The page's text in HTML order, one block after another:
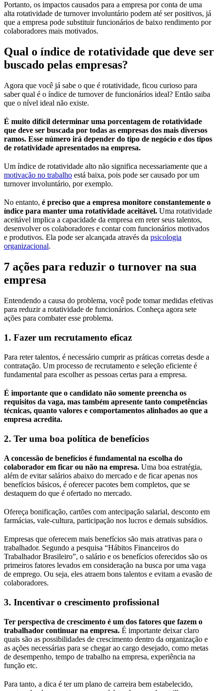
Portanto, os impactos causados para a empresa por conta de uma
alta rotatividade de turnover involuntário podem até ser positivos, já
que a empresa pode substituir funcionários de baixo rendimento por
colaboradores mais motivados.
Qual o índice de rotatividade que deve ser
buscado pelas empresas?
Agora que você já sabe o que é rotatividade, ficou curioso para
saber qual é o índice de turnover de funcionários ideal? Então saiba
que o nível ideal não existe.
É muito difícil determinar uma porcentagem de rotatividade
que deve ser buscada por todas as empresas dos mais diversos
ramos. Esse número irá depender do tipo de negócio e dos tipos
de rotatividade apresentados na empresa.
Um índice de rotatividade alto não significa necessariamente que a
motivação no trabalho está baixa, pois pode ser causado por um
turnover involuntário, por exemplo.
No entanto, é preciso que a empresa monitore constantemente o
índice para manter uma rotatividade aceitável. Uma rotatividade
aceitável implica a capacidade da empresa em reter seus talentos,
desenvolver os colaboradores e contar com funcionários motivados
e produtivos. Ela pode ser alcançada através da psicologia
organizacional.
7 ações para reduzir o turnover na sua
empresa
Entendendo a causa do problema, você pode tomar medidas efetivas
para reduzir a rotatividade de funcionários. Conheça agora sete
ações para combater esse problema.
1. Fazer um recrutamento eficaz
Para reter talentos, é necessário cumprir as práticas corretas desde a
contratação. Um processo de recrutamento e seleção eficiente é
fundamental para escolher as pessoas certas para a empresa.
É importante que o candidato não somente preencha os
requisitos da vaga, mas também apresente tanto competências
técnicas, quanto valores e comportamentos alinhados ao que a
empresa acredita.
2. Ter uma boa política de benefícios
A concessão de benefícios é fundamental na escolha do
colaborador em ficar ou não na empresa. Uma boa estratégia,
além de evitar salários abaixo do mercado e de ficar apenas nos
benefícios básicos, é oferecer pacotes bem completos, que se
destaquem do que é ofertado no mercado.
Ofereça bonificação, cartões com antecipação salarial, desconto em
farmácias, vale-cultura, participação nos lucros e demais subsídios.
Empresas que oferecem mais benefícios são mais atrativas para o
trabalhador. Segundo a pesquisa “Hábitos Financeiros do
Trabalhador Brasileiro”, o salário e os benefícios oferecidos são os
primeiros fatores levados em consideração na busca por uma vaga
de emprego. Ou seja, eles atraem bons talentos e evitam a evasão de
colaboradores.
3. Incentivar o crescimento profissional
Ter perspectiva de crescimento é um dos fatores que fazem o
trabalhador continuar na empresa. É importante deixar claro
quais são as possibilidades de crescimento dentro da organização e
as ações necessárias para se chegar ao cargo desejado, como metas
de desempenho, tempo de trabalho na empresa, experiência na
função etc.
Para tanto, a dica é ter um plano de carreira bem estabelecido,